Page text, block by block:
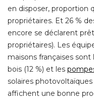
en disposer, proportion
propriétaires. Et 26 %
encore se déclarent
propriétaires). Les
maisons françaises sont
bois (12 %) et les
solaires
affichent une bonne